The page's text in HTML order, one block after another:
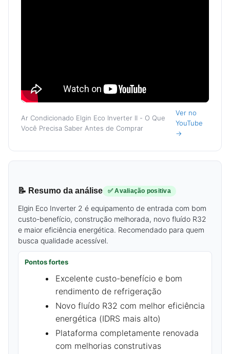
Ar Condicionado Elgin Eco Inverter II - O Que
Você Precisa Saber Antes de Comprar
Ver no
YouTube
→
📝 Resumo da análise ✅ Avaliação positiva
Elgin Eco Inverter 2 é equipamento de entrada com bom
custo-benefício, construção melhorada, novo fluído R32
e maior eficiência energética. Recomendado para quem
busca qualidade acessível.
Pontos fortes
Excelente custo-benefício e bom
rendimento de refrigeração
Novo fluído R32 com melhor eficiência
energética (IDRS mais alto)
Plataforma completamente renovada
com melhorias construtivas